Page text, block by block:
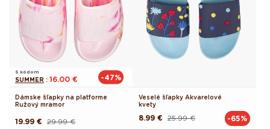
S kódom
SUMMER : 16.00 € -47%
Dámske šľapky na platforme
Ružový mramor
Pôvodná29.99 €
Akciová
19.99 €
Veselé šľapky Akvarelové
kvety
Pôvodná25.99 €
Akciová
8.99 € -65%